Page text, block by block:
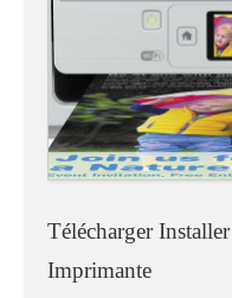
Télécharger
Imprimante